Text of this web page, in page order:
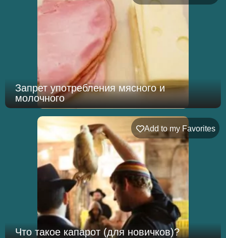
Запрет употребления мясного и
молочного
Add to my Favorites
Что такое капарот (для новичков)?